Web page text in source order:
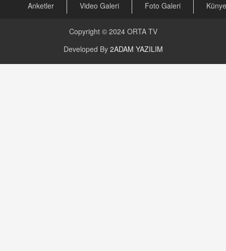
Anketler Video Galeri Foto Galeri Künye
Copyright © 2024 ORTA TV
Developed By 2ADAM YAZILIM